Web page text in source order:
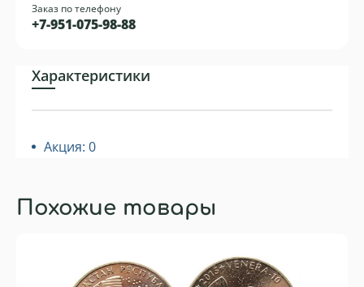
Заказ по телефону
+7-951-075-98-88
Характеристики
Акция: 0
Похожие товары